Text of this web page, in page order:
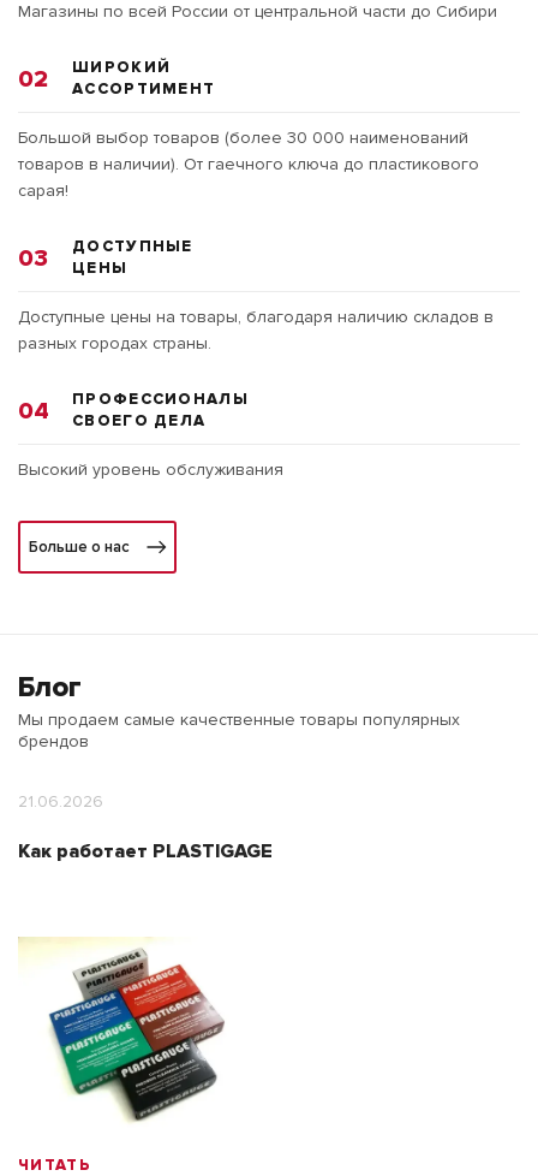
Магазины по всей России от центральной части до Сибири
02
ШИРОКИЙ
АССОРТИМЕНТ
Большой выбор товаров (более 30 000 наименований
товаров в наличии). От гаечного ключа до пластикового
сарая!
03
ДОСТУПНЫЕ
ЦЕНЫ
Доступные цены на товары, благодаря наличию складов в
разных городах страны.
04
ПРОФЕССИОНАЛЫ
СВОЕГО ДЕЛА
Высокий уровень обслуживания
Больше о нас
Блог
Мы продаем самые качественные товары популярных
брендов
21.06.2026
Как работает PLASTIGAGE
ЧИТАТЬ